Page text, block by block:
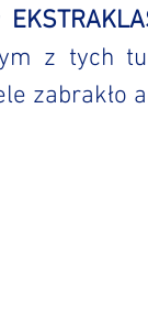
z tych
zabrakło